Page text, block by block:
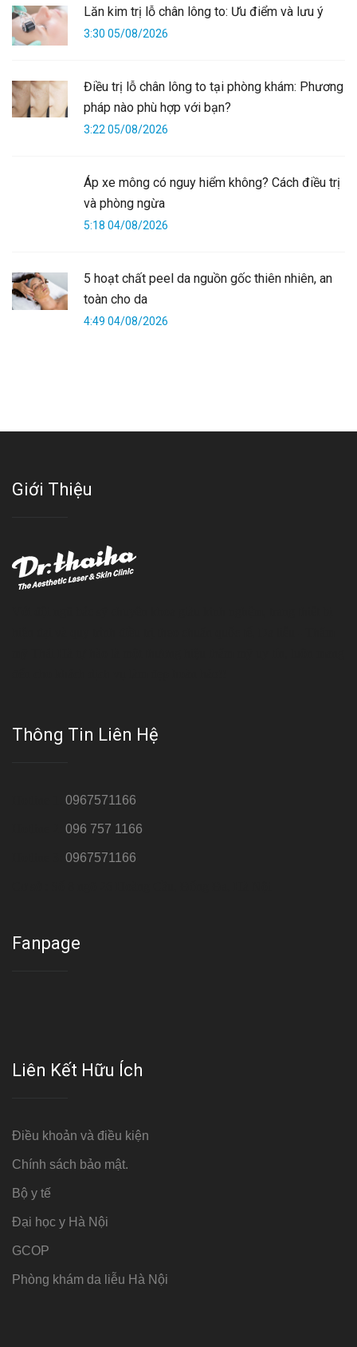
Lăn kim trị lỗ chân lông to: Ưu điểm và lưu ý
3:30 05/08/2026
Điều trị lỗ chân lông to tại phòng khám: Phương
pháp nào phù hợp với bạn?
3:22 05/08/2026
Áp xe mông có nguy hiểm không? Cách điều trị
và phòng ngừa
5:18 04/08/2026
5 hoạt chất peel da nguồn gốc thiên nhiên, an
toàn cho da
4:49 04/08/2026
Giới Thiệu
Thông Tin Liên Hệ
0967571166
096 757 1166
0967571166
Fanpage
Liên Kết Hữu Ích
Điều khoản và điều kiện
Chính sách bảo mật.
Bộ y tế
Đại học y Hà Nội
GCOP
Phòng khám da liễu Hà Nội